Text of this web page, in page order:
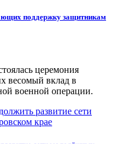
поддержку защитникам
церемония
весомый вклад в
военной операции.